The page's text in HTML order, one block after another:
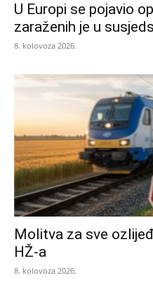
U Europi se pojavio
zaraženih je u
8. kolovoza 2026.
Molitva za sve
HŽ-a
8. kolovoza 2026.